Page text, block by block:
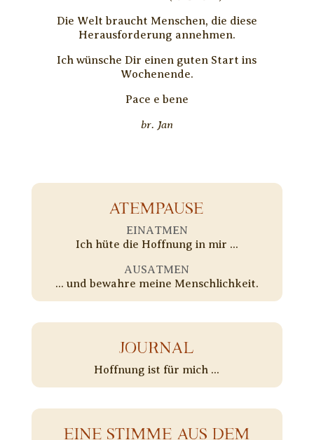
Die Welt braucht Menschen, die diese
Herausforderung annehmen.
Ich wünsche Dir einen guten Start ins
Wochenende.
Pace e bene
br. Jan
ATEMPAUSE
EINATMEN
Ich hüte die Hoffnung in mir ...
AUSATMEN
... und bewahre meine Menschlichkeit.
JOURNAL
Hoffnung ist für mich ...
EINE STIMME AUS DEM